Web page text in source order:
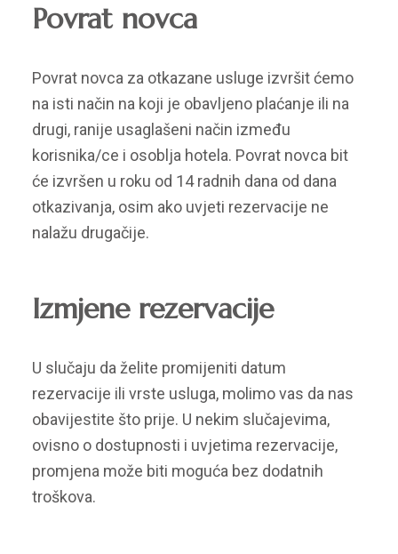
Povrat novca
Povrat novca za otkazane usluge izvršit ćemo
na isti način na koji je obavljeno plaćanje ili na
drugi, ranije usaglašeni način između
korisnika/ce i osoblja hotela. Povrat novca bit
će izvršen u roku od 14 radnih dana od dana
otkazivanja, osim ako uvjeti rezervacije ne
nalažu drugačije.
Izmjene rezervacije
U slučaju da želite promijeniti datum
rezervacije ili vrste usluga, molimo vas da nas
obavijestite što prije. U nekim slučajevima,
ovisno o dostupnosti i uvjetima rezervacije,
promjena može biti moguća bez dodatnih
troškova.